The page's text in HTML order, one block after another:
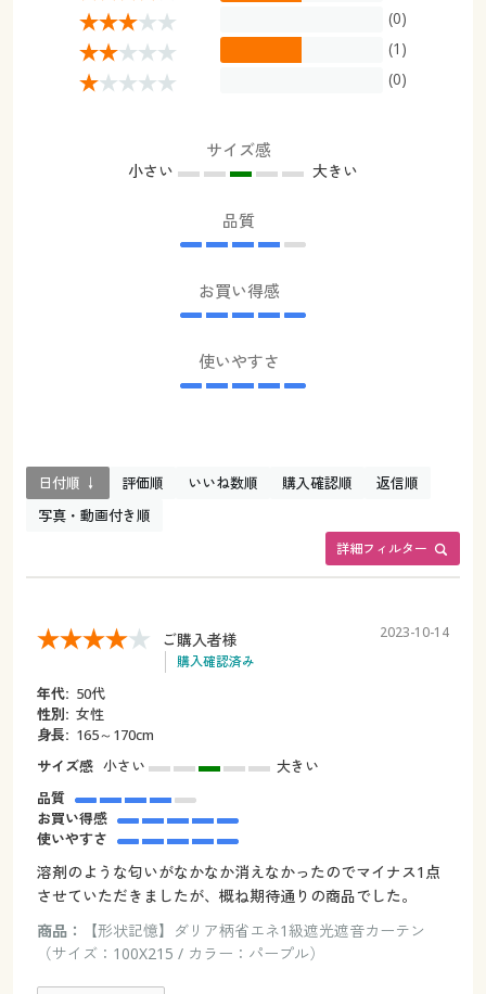
(0)
(1)
(0)
サイズ感
小さい 大きい
品質
お買い得感
使いやすさ
詳細フィルター
日付順 ↓ 評価順 いいね数順 購入確認順
返信順
写真・動画付き順
ご購入者様
購入確認済み
2023-10-14
年代: 50代
性別: 女性
身長: 165～170cm
サイズ感 小さい
大きい
品質
お買い得感
使いやすさ
溶剤のような匂いがなかなか消えなかったのでマイナス1点
させていただきましたが、概ね期待通りの商品でした。
商品：
【形状記憶】ダリア柄省エネ1級遮光遮音カーテン
（サイズ：100X215 / カラー：パープル）